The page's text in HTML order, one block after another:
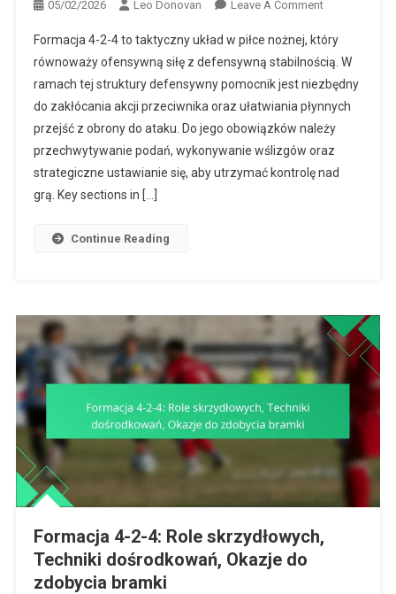
05/02/2026 Leo Donovan Leave A CommentOn
4-
2-
4:
Obowiązki
Pomocnika,
Przerywanie
Formacja 4-2-4 to taktyczny układ w piłce nożnej, który
równoważy ofensywną siłę z defensywną stabilnością. W
ramach tej struktury defensywny pomocnik jest niezbędny
do zakłócania akcji przeciwnika oraz ułatwiania płynnych
przejść z obrony do ataku. Do jego obowiązków należy
przechwytywanie podań, wykonywanie wślizgów oraz
strategiczne ustawianie się, aby utrzymać kontrolę nad
grą. Key sections in […]
Continue Reading
Formacja 4-2-4: Role skrzydłowych,
Techniki dośrodkowań, Okazje do
zdobycia bramki